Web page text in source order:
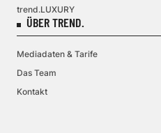
trend.LUXURY
ÜBER TREND.
Mediadaten & Tarife
Das Team
Kontakt